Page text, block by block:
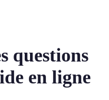
questions
en ligne